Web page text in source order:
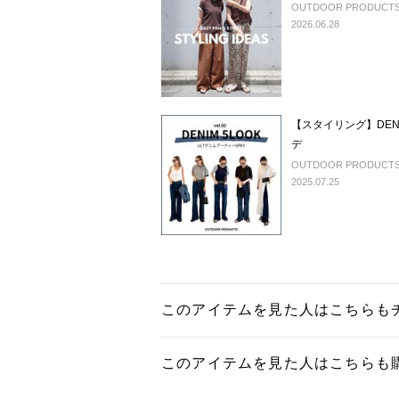
OUTDOOR
2026.06.28
【スタイリング】DENIM 5 LOOK |
デ
OUTDOOR
2025.07.25
このアイテムを見た人はこちらも
このアイテムを見た人はこちらも